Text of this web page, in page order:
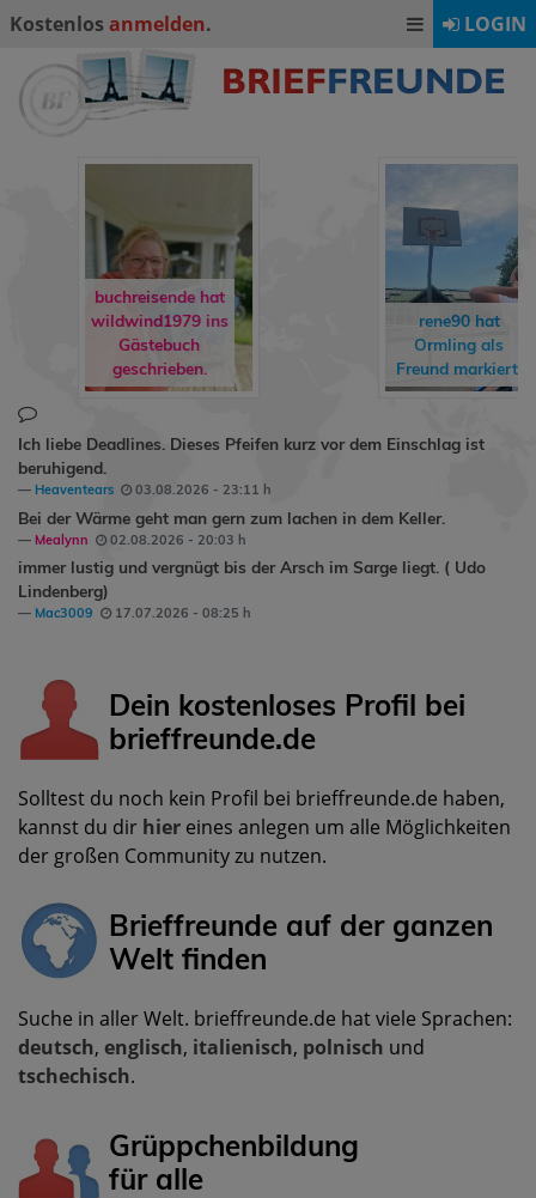
Kostenlos anmelden. LOGIN
buchreisende hat
wildwind1979ins
Gästebuch
geschrieben.
rene90hat
Ormlingals
Freund markiert.
Ich liebe Deadlines. Dieses Pfeifen kurz vor dem Einschlag ist
beruhigend.
Heaventears 03.08.2026 - 23:11 h
Bei der Wärme geht man gern zum lachen in dem Keller.
Mealynn 02.08.2026 - 20:03 h
immer lustig und vergnügt bis der Arsch im Sarge liegt. ( Udo
Lindenberg)
Mac3009 17.07.2026 - 08:25 h
Dein kostenloses Profil bei
brieffreunde.de
Solltest du noch kein Profil bei brieffreunde.de haben,
kannst du dir hier eines anlegen um alle Möglichkeiten
der großen Community zu nutzen.
Brieffreunde auf der ganzen
Welt finden
Suche in aller Welt. brieffreunde.de hat viele Sprachen:
deutsch, englisch, italienisch, polnisch und
tschechisch.
Grüppchenbildung
für alle